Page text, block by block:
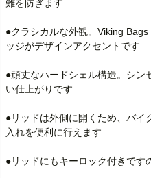
難を防ぎます
●クラシカルな外観。Viking
ッジがデザインアクセントです
●頑丈なハードシェル構造。シン
い仕上がりです
●リッドは外側に開くため、バイ
入れを便利に行えます
●リッドにもキーロック付きです